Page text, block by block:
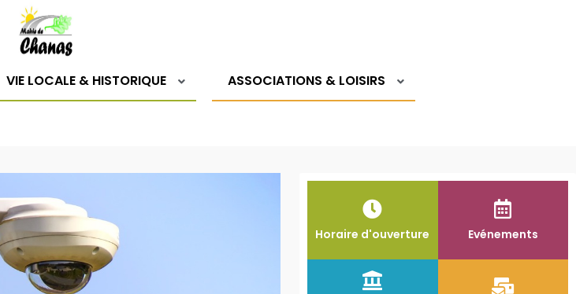
VIE LOCALE & HISTORIQUE ASSOCIATIONS & LOISIRS
Horaire d'ouverture Evénements